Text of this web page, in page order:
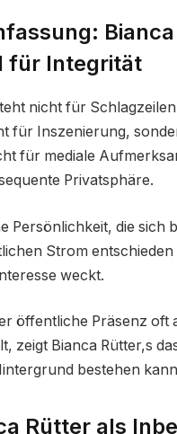
für Integrität
nicht für
für Inszenierung,
für mediale
Privatsphäre.
Persönlichkeit, die sich
Strom entschieden
weckt.
öffentliche Präsenz oft
zeigt Bianca Rütter,s
bestehen
Rütter als